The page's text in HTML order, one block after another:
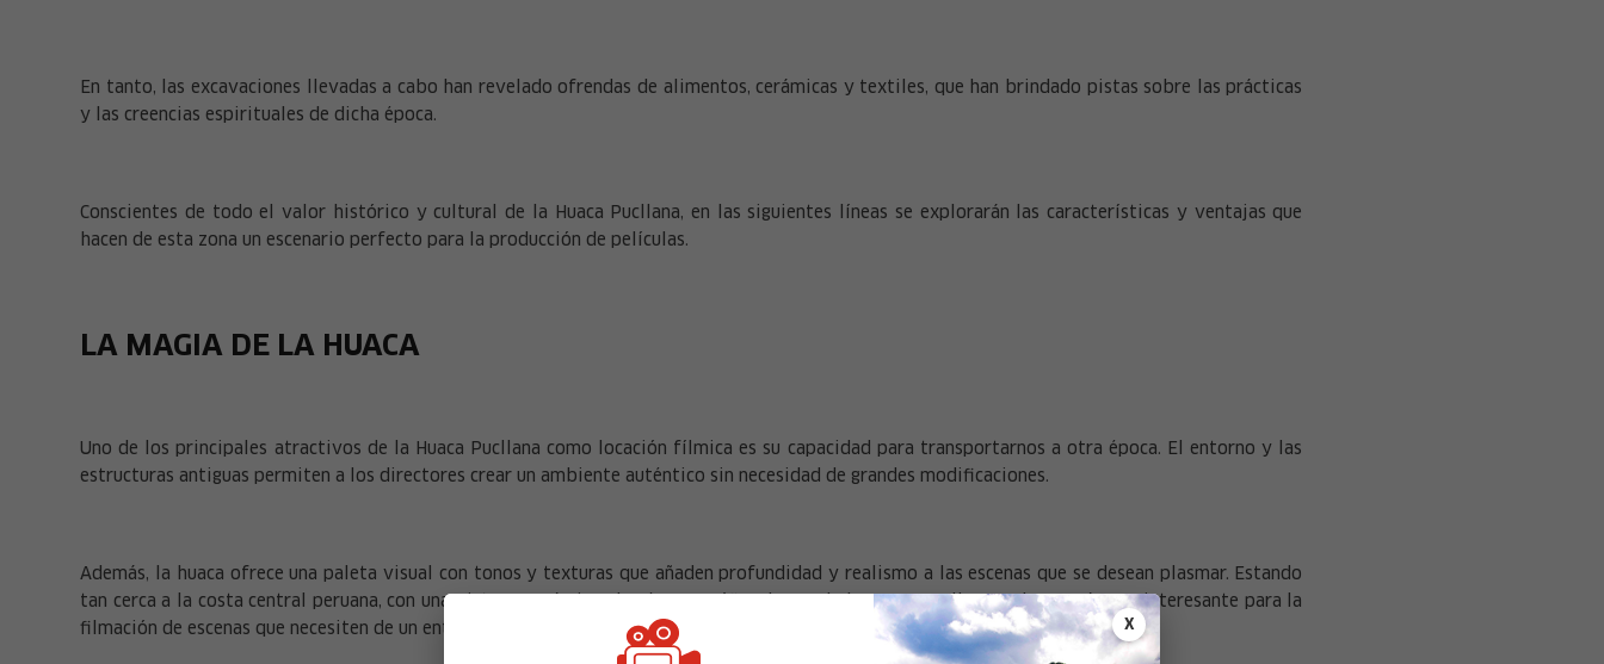
X
En tanto, las excavaciones llevadas a cabo han revelado ofrendas de alimentos, cerámicas y textiles, que han brindado pistas sobre las prácticas
y las creencias espirituales de dicha época.
Conscientes de todo el valor histórico y cultural de la Huaca Pucllana, en las siguientes líneas se explorarán las características y ventajas que
hacen de esta zona un escenario perfecto para la producción de películas.
LA MAGIA DE LA HUACA
Uno de los principales atractivos de la Huaca Pucllana como locación fílmica es su capacidad para transportarnos a otra época. El entorno y las
estructuras antiguas permiten a los directores crear un ambiente auténtico sin necesidad de grandes modificaciones.
Además, la huaca ofrece una paleta visual con tonos y texturas que añaden profundidad y realismo a las escenas que se desean plasmar. Estando
tan cerca a la costa central peruana, con una vista panorámica al océano Pacífico, hacen de la Huaca Pucllana un lugar más que interesante para la
filmación de escenas que necesiten de un entorno natural.